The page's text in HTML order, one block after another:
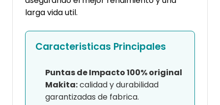
larga vida util.
Caracteristicas Principales
Puntas de Impacto 100% original
Makita:calidad y durabilidad
garantizadas de fabrica.